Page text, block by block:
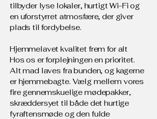
tilbyder lyse lokaler, hurtigt Wi-Fi og
en uforstyrret atmosfære, der giver
plads til fordybelse.
Hjemmelavet kvalitet frem for alt
Hos os er forplejningen en prioritet.
Alt mad laves fra bunden, og kagerne
er hjemmebagte. Vælg mellem vores
fire gennemskuelige mødepakker,
skræddersyet til både det hurtige
fyraftensmøde og den fulde